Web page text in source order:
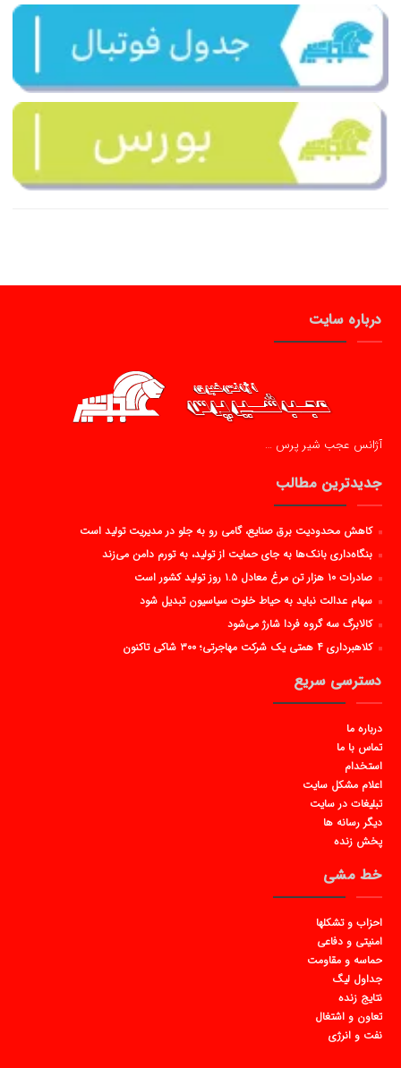
درباره سایت
آژانس عجب شیر پرس …
جدیدترین مطالب
کاهش محدودیت برق صنایع، گامی رو به جلو در مدیریت تولید است
بنگاه‌داری بانک‌ها به جای حمایت از تولید، به تورم دامن می‌زند
صادرات ۱۰ هزار تن مرغ معادل ۱.۵ روز تولید کشور است
سهام عدالت نباید به حیاط خلوت سیاسیون تبدیل شود
کالابرگ سه گروه فردا شارژ می‌شود
کلاهبرداری ۴ همتی یک شرکت مهاجرتی؛ ۳۰۰ شاکی تاکنون
دسترسی سریع
درباره ما
تماس با ما
استخدام
اعلام مشکل سایت
تبلیغات در سایت
دیگر رسانه ها
پخش زنده
خط مشی
احزاب و تشکلها
امنیتی و دفاعی
حماسه و مقاومت
جداول لیگ
نتایج زنده
تعاون و اشتغال
نفت و انرژی